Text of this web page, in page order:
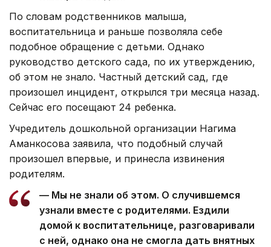
По словам родственников малыша,
воспитательница и раньше позволяла себе
подобное обращение с детьми. Однако
руководство детского сада, по их утверждению,
об этом не знало. Частный детский сад, где
произошел инцидент, открылся три месяца назад.
Сейчас его посещают 24 ребенка.
Учредитель дошкольной организации Нагима
Аманкосова заявила, что подобный случай
произошел впервые, и принесла извинения
родителям.
— Мы не знали об этом. О случившемся
узнали вместе с родителями. Ездили
домой к воспитательнице, разговаривали
с ней, однако она не смогла дать внятных